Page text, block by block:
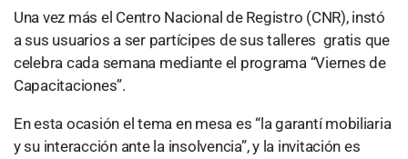
Una vez más el Centro Nacional de Registro (CNR), instó
a sus usuarios a ser partícipes de sus talleres gratis que
celebra cada semana mediante el programa “Viernes de
Capacitaciones”.
En esta ocasión el tema en mesa es “la garantí mobiliaria
y su interacción ante la insolvencia”, y la invitación es